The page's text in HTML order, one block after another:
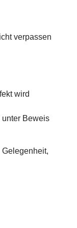
verpassen
wird
unter Beweis